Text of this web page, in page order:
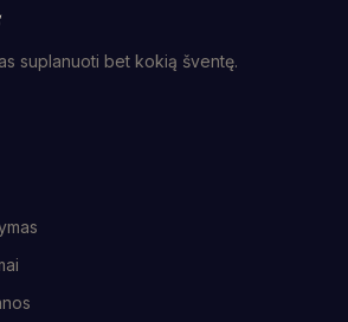
suplanuoti bet kokią šventę.